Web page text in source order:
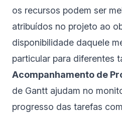
os recursos podem ser
atribuídos no projeto ao
disponibilidade daquele
particular para diferentes
Acompanhamento de
de Gantt ajudam no
progresso das tarefas